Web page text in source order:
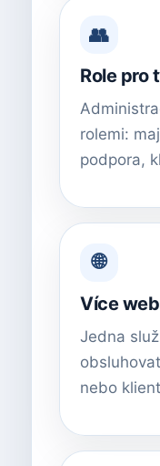
👥
Role pro
rolemi:
podpora,
🌐
Více
Jedna
nebo